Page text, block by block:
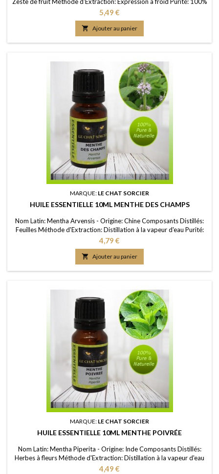
FDS/MSDS: Disponible sur demande
Prix
5,49 €
 Ajouter au panier
MARQUE: LE CHAT SORCIER
HUILE ESSENTIELLE 10ML MENTHE DES CHAMPS
Nom Latin: Mentha Arvensis - Origine: Chine Composants Distillés:
Feuilles Méthode d'Extraction: Distillation à la vapeur d'eau Purité:
100% FDS/MSDS: Disponible sur demande
Prix
4,79 €
 Ajouter au panier
MARQUE: LE CHAT SORCIER
HUILE ESSENTIELLE 10ML MENTHE POIVRÉE
Nom Latin: Mentha Piperita - Origine: Inde Composants Distillés:
Herbes à fleurs Méthode d'Extraction: Distillation à la vapeur d'eau
Purité: 100% FDS/MSDS: Disponible sur demande
Prix
4,49 €